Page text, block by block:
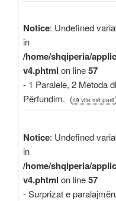
Notice: Undefined
in
/home/shqiperia/
v4.phtml on line57
- 1 Paralele, 2 Metoda
Përfundim. (19 vite më parë
Notice: Undefined
in
/home/shqiperia/
v4.phtml on line57
- Surprizat e